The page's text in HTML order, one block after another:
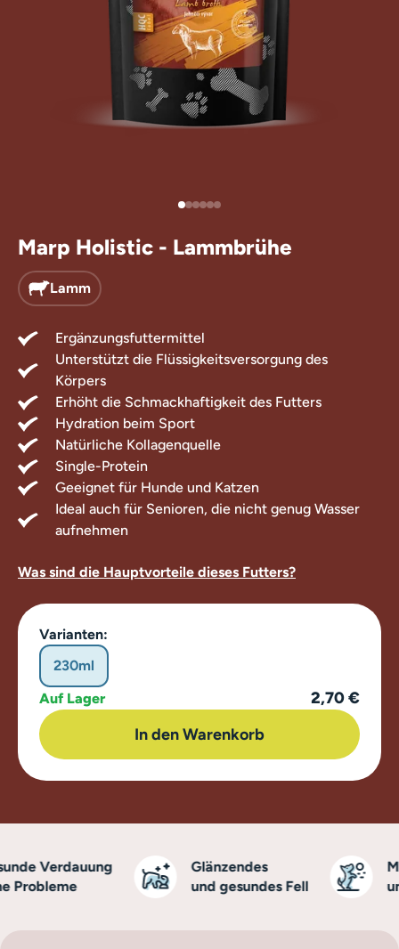
für Hunde
Marp Holistic - Lammbrühe
Lamm
Ergänzungsfuttermittel
Unterstützt die Flüssigkeitsversorgung des
Körpers
Erhöht die Schmackhaftigkeit des Futters
Hydration beim Sport
Natürliche Kollagenquelle
Single-Protein
Geeignet für Hunde und Katzen
Ideal auch für Senioren, die nicht genug Wasser
aufnehmen
Was sind die Hauptvorteile dieses Futters?
Varianten:
230ml
Auf Lager
2,70 €
In den Warenkorb
Verdauung
Glänzendes
und gesundes Fell